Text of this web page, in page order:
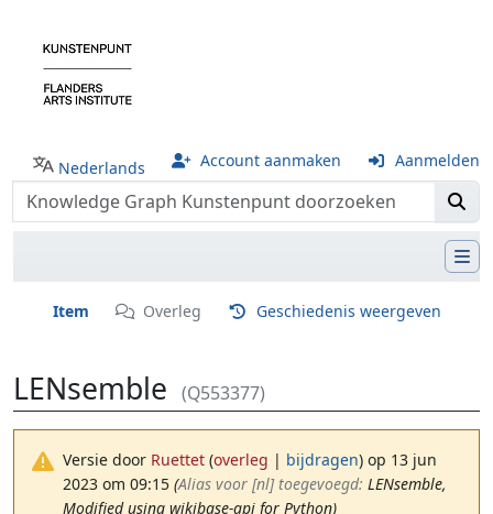
Nederlands Account aanmaken Aanmelden
Item Overleg Geschiedenis weergeven
LENsemble (Q553377)
Versie door Ruettet (overleg | bijdragen) op 13 jun
2023 om 09:15 (‎Alias voor [nl] toegevoegd: LENsemble,
Modified using wikibase-api for Python)